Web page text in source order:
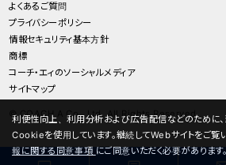
よくあるご質問
プライバシーポリシー
情報セキュリティ基本方針
商標
コーチ・エィのソーシャルメディア
サイトマップ
© COACH A Co., Ltd. All Rights Reserved.
利便性向上、利用分析および広告配信などのために、
Cookieを使用しています。継続してWebサイトをご覧
報に関する同意事項 にご同意いただく必要があります。